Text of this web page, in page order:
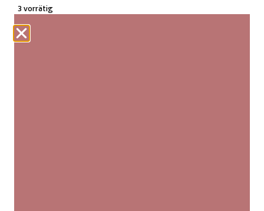
3 vorrätig